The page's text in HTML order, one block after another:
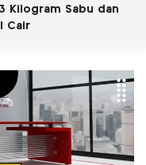
Kilogram Sabu dan
Cair